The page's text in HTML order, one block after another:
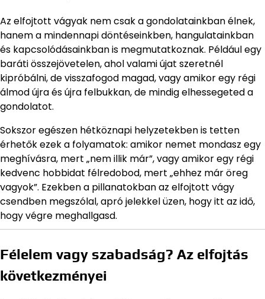
Az elfojtott vágyak nem csak a gondolatainkban élnek,
hanem a mindennapi döntéseinkben, hangulatainkban
és kapcsolódásainkban is megmutatkoznak. Például egy
baráti összejövetelen, ahol valami újat szeretnél
kipróbálni, de visszafogod magad, vagy amikor egy régi
álmod újra és újra felbukkan, de mindig elhessegeted a
gondolatot.
Sokszor egészen hétköznapi helyzetekben is tetten
érhetők ezek a folyamatok: amikor nemet mondasz egy
meghívásra, mert „nem illik már”, vagy amikor egy régi
kedvenc hobbidat félredobod, mert „ehhez már öreg
vagyok”. Ezekben a pillanatokban az elfojtott vágy
csendben megszólal, apró jelekkel üzen, hogy itt az idő,
hogy végre meghallgasd.
Félelem vagy szabadság? Az elfojtás
következményei